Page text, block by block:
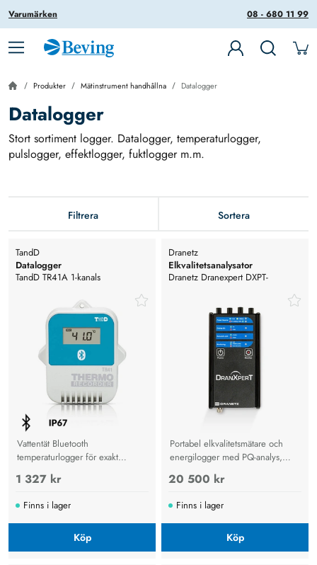
08 - 680 11 99
Varumärken
Produkter Mätinstrument handhållna Datalogger
Datalogger
Stort sortiment logger. Datalogger, temperaturlogger,
pulslogger, effektlogger, fuktlogger m.m.
Filtrera Sortera
TandD
Datalogger
TandD TR41A 1-kanals
sensor. bluetooth
Vattentät Bluetooth
temperaturlogger för exakt
övervakning, molnlagring och
rapportering i transport och lager.
1 327 kr
Finns i lager
Köp
Dranetz
Elkvalitetsanalysator
Dranetz Dranexpert DXPT-
Portabel elkvalitetsmätare och
energilogger med PQ-analys,
sensorloggning och bi-direktionell
effektmätning.
20 500 kr
Finns i lager
Köp